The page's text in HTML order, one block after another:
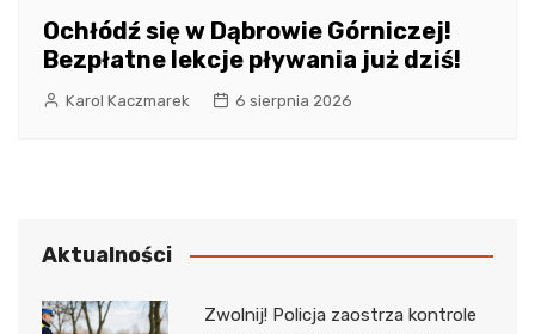
Ochłódź się w Dąbrowie Górniczej!
Bezpłatne lekcje pływania już dziś!
Karol Kaczmarek 6 sierpnia 2026
Aktualności
Zwolnij! Policja zaostrza kontrole